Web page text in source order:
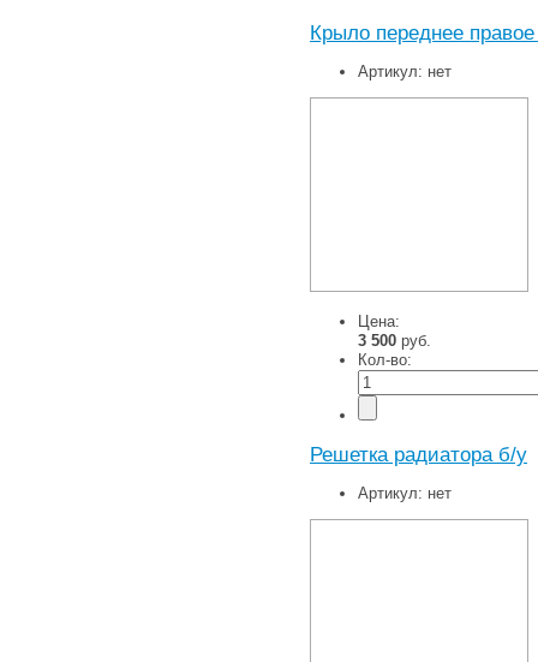
Крыло переднее
Артикул: нет
Цена:
3 500 руб.
Кол-во:
Решетка радиатора б/у
Артикул: нет